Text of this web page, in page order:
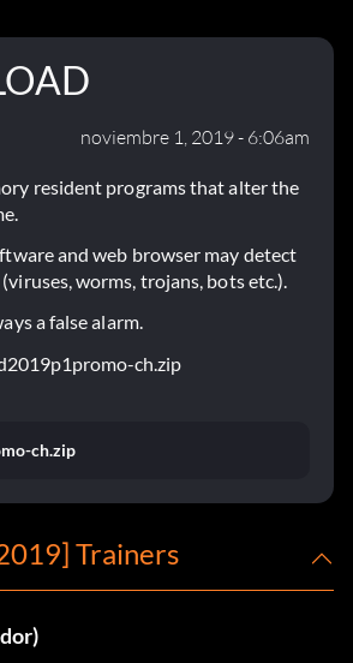
noviembre 1, 2019 - 6:06am
resident programs that alter the
and web browser may detect
worms, trojans, bots etc.).
a false alarm.
ch.zip
ch.zip
Trainers